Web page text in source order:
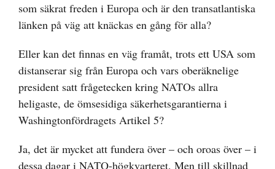
som säkrat freden i Europa och är den transatlantiska
länken på väg att knäckas en gång för alla?
Eller kan det finnas en väg framåt, trots ett USA som
distanserar sig från Europa och vars oberäknelige
president satt frågetecken kring NATOs allra
heligaste, de ömsesidiga säkerhetsgarantierna i
Washingtonfördragets Artikel 5?
Ja, det är mycket att fundera över – och oroas över – i
dessa dagar i NATO-högkvarteret. Men till skillnad